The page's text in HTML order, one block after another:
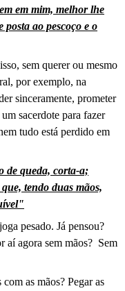
em mim, melhor lhe
ao pescoço e o
sem querer ou mesmo
por exemplo, na
sinceramente, prometer
sacerdote para fazer
tudo está perdido em
de queda, corta-a;
tendo duas mãos,
pesado. Já pensou?
aí agora sem mãos? Sem
as mãos? Pegar as